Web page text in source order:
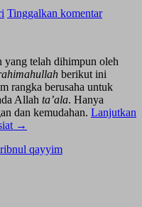
Tinggalkan komentar
yang telah dihimpun oleh
berikut ini
rangka berusaha untuk
Allah ta’ala. Hanya
dan kemudahan. Lanjutkan
→
ibnul qayyim